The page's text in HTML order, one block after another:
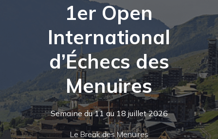
1er Open
International
d’Échecs des
Menuires
Semaine du 11 au 18 juillet 2026
Le Break des Menuires